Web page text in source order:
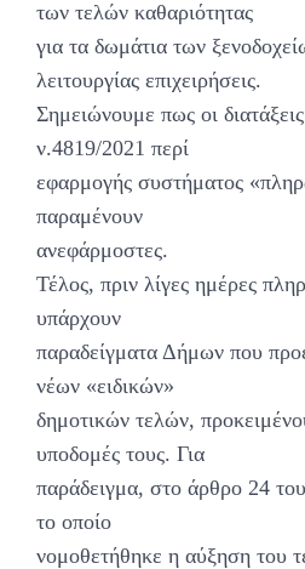
των τελών καθαριότητας
για τα δωμάτια των
λειτουργίας επιχειρήσεις.
Σημειώνουμε πως οι
ν.4819/2021 περί
εφαρμογής συστήματος
παραμένουν
ανεφάρμοστες.
Τέλος, πριν λίγες ημέρες
υπάρχουν
παραδείγματα Δήμων που
νέων «ειδικών»
δημοτικών τελών,
υποδομές τους. Για
παράδειγμα, στο άρθρο 24
το οποίο
νομοθετήθηκε η αύξηση του